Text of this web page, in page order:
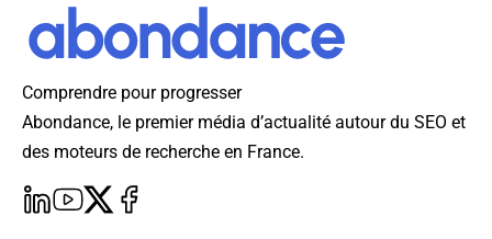
Comprendre pour progresser
Abondance, le premier média d’actualité autour du SEO et
des moteurs de recherche en France.